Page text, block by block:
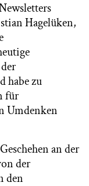
Hagelüken,
habe zu
für
Umdenken
an der
der
den